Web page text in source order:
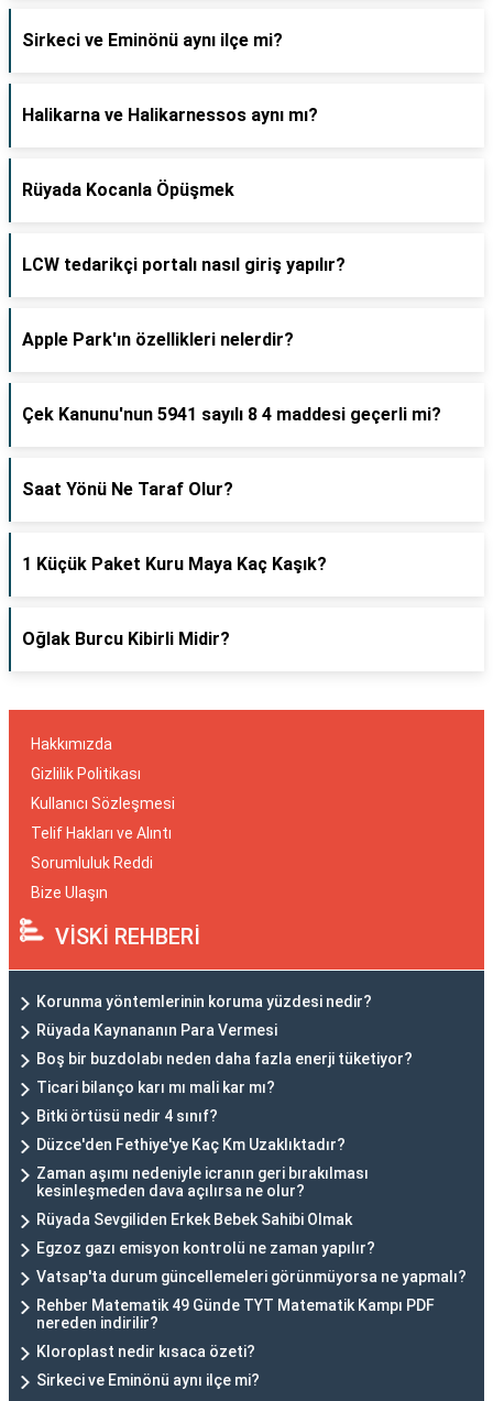
Sirkeci ve Eminönü aynı ilçe mi?
Halikarna ve Halikarnessos aynı mı?
Rüyada Kocanla Öpüşmek
LCW tedarikçi portalı nasıl giriş yapılır?
Apple Park'ın özellikleri nelerdir?
Çek Kanunu'nun 5941 sayılı 8 4 maddesi geçerli mi?
Saat Yönü Ne Taraf Olur?
1 Küçük Paket Kuru Maya Kaç Kaşık?
Oğlak Burcu Kibirli Midir?
Hakkımızda
Gizlilik Politikası
Kullanıcı Sözleşmesi
Telif Hakları ve Alıntı
Sorumluluk Reddi
Bize Ulaşın
VİSKİ REHBERİ
Korunma yöntemlerinin koruma yüzdesi nedir?
Rüyada Kaynananın Para Vermesi
Boş bir buzdolabı neden daha fazla enerji tüketiyor?
Ticari bilanço karı mı mali kar mı?
Bitki örtüsü nedir 4 sınıf?
Düzce'den Fethiye'ye Kaç Km Uzaklıktadır?
Zaman aşımı nedeniyle icranın geri bırakılması
kesinleşmeden dava açılırsa ne olur?
Rüyada Sevgiliden Erkek Bebek Sahibi Olmak
Egzoz gazı emisyon kontrolü ne zaman yapılır?
Vatsap'ta durum güncellemeleri görünmüyorsa ne yapmalı?
Rehber Matematik 49 Günde TYT Matematik Kampı PDF
nereden indirilir?
Kloroplast nedir kısaca özeti?
Sirkeci ve Eminönü aynı ilçe mi?